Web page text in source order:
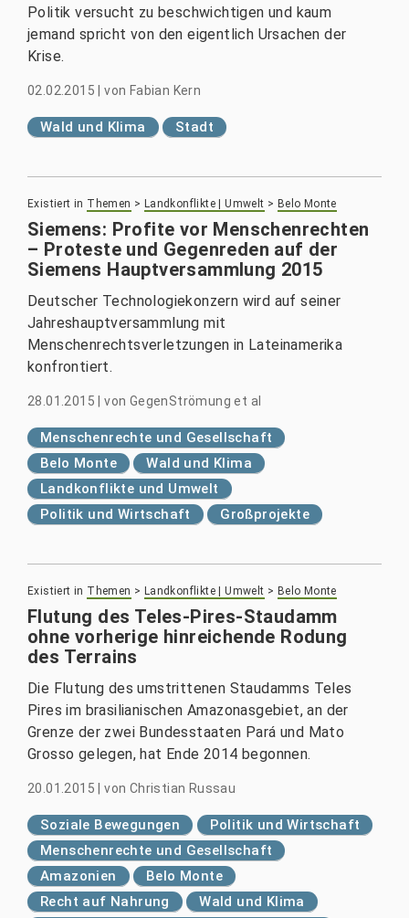
Politik versucht zu beschwichtigen und kaum
jemand spricht von den eigentlich Ursachen der
Krise.
02.02.2015 |von Fabian Kern
Wald und Klima Stadt
Existiert in Themen > Landkonflikte | Umwelt > Belo Monte
Siemens: Profite vor Menschenrechten
– Proteste und Gegenreden auf der
Siemens Hauptversammlung 2015
Deutscher Technologiekonzern wird auf seiner
Jahreshauptversammlung mit
Menschenrechtsverletzungen in Lateinamerika
konfrontiert.
28.01.2015 |von GegenStrömung et al
Menschenrechte und Gesellschaft
Belo Monte
Wald und Klima
Landkonflikte und Umwelt
Politik und Wirtschaft
Großprojekte
Existiert in Themen > Landkonflikte | Umwelt > Belo Monte
Flutung des Teles-Pires-Staudamm
ohne vorherige hinreichende Rodung
des Terrains
Die Flutung des umstrittenen Staudamms Teles
Pires im brasilianischen Amazonasgebiet, an der
Grenze der zwei Bundesstaaten Pará und Mato
Grosso gelegen, hat Ende 2014 begonnen.
20.01.2015 |von Christian Russau
Soziale Bewegungen
Politik und Wirtschaft
Menschenrechte und Gesellschaft
Amazonien
Belo Monte
Recht auf Nahrung
Wald und Klima